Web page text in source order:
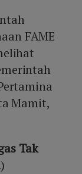
FAME
Mamit,
Tak
)